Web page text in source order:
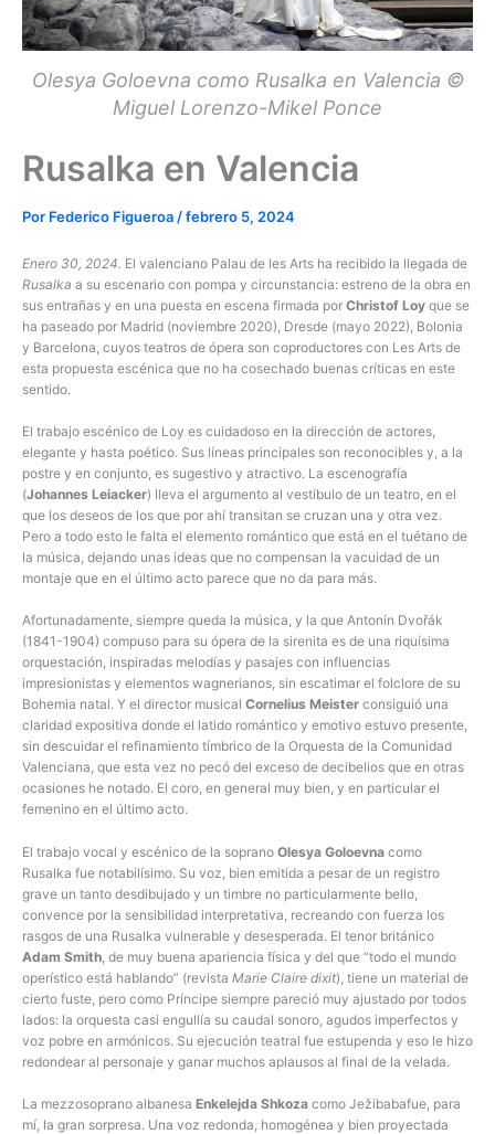
Olesya Goloevna como Rusalka en Valencia ©
Miguel Lorenzo-Mikel Ponce
Rusalka en Valencia
Por Federico Figueroa /febrero 5, 2024
Enero 30, 2024. El valenciano Palau de les Arts ha recibido la llegada de
Rusalka a su escenario con pompa y circunstancia: estreno de la obra en
sus entrañas y en una puesta en escena firmada por Christof Loy que se
ha paseado por Madrid (noviembre 2020), Dresde (mayo 2022), Bolonia
y Barcelona, cuyos teatros de ópera son coproductores con Les Arts de
esta propuesta escénica que no ha cosechado buenas críticas en este
sentido.
El trabajo escénico de Loy es cuidadoso en la dirección de actores,
elegante y hasta poético. Sus líneas principales son reconocibles y, a la
postre y en conjunto, es sugestivo y atractivo. La escenografía
(Johannes Leiacker) lleva el argumento al vestíbulo de un teatro, en el
que los deseos de los que por ahí transitan se cruzan una y otra vez.
Pero a todo esto le falta el elemento romántico que está en el tuétano de
la música, dejando unas ideas que no compensan la vacuidad de un
montaje que en el último acto parece que no da para más.
Afortunadamente, siempre queda la música, y la que Antonín Dvořák
(1841-1904) compuso para su ópera de la sirenita es de una riquísima
orquestación, inspiradas melodías y pasajes con influencias
impresionistas y elementos wagnerianos, sin escatimar el folclore de su
Bohemia natal. Y el director musical Cornelius Meister consiguió una
claridad expositiva donde el latido romántico y emotivo estuvo presente,
sin descuidar el refinamiento tímbrico de la Orquesta de la Comunidad
Valenciana, que esta vez no pecó del exceso de decibelios que en otras
ocasiones he notado. El coro, en general muy bien, y en particular el
femenino en el último acto.
El trabajo vocal y escénico de la soprano Olesya Goloevna como
Rusalka fue notabilísimo. Su voz, bien emitida a pesar de un registro
grave un tanto desdibujado y un timbre no particularmente bello,
convence por la sensibilidad interpretativa, recreando con fuerza los
rasgos de una Rusalka vulnerable y desesperada. El tenor británico
Adam Smith , de muy buena apariencia física y del que “todo el mundo
operístico está hablando” (revista Marie Claire dixit), tiene un material de
cierto fuste, pero como Príncipe siempre pareció muy ajustado por todos
lados: la orquesta casi engullía su caudal sonoro, agudos imperfectos y
voz pobre en armónicos. Su ejecución teatral fue estupenda y eso le hizo
redondear al personaje y ganar muchos aplausos al final de la velada.
La mezzosoprano albanesa Enkelejda Shkoza como Ježibabafue, para
mí, la gran sorpresa. Una voz redonda, homogénea y bien proyectada